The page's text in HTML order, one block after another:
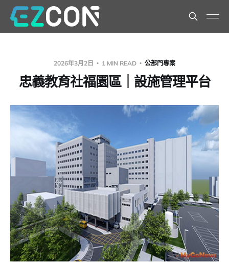
2026年3月2日 1 MIN READ 公部門專案
忠義教育社福園區｜設施管理平台